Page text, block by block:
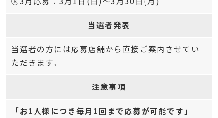
当選者発表
当選者の方には応募店舗から直接ご案内させてい
ただきます。
注意事項
「お1人様につき毎月1回まで応募が可能です」